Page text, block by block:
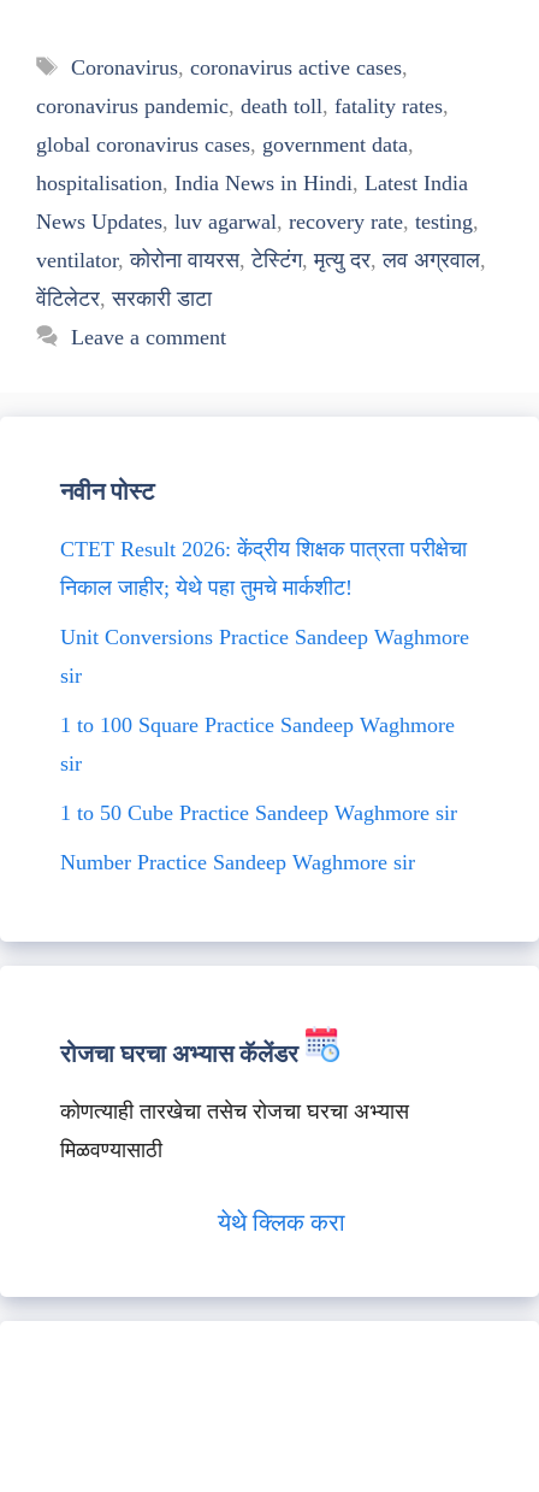
Tags
Coronavirus, coronavirus active cases,
coronavirus pandemic, death toll, fatality rates,
global coronavirus cases, government data,
hospitalisation, India News in Hindi, Latest India
News Updates, luv agarwal, recovery rate, testing,
ventilator,कोरोना वायरस,टेस्टिंग,मृत्यु दर,लव अग्रवाल,
वेंटिलेटर,सरकारी डाटा
Leave a comment
नवीन पोस्ट
CTET Result 2026: केंद्रीय शिक्षक पात्रता परीक्षेचा
निकाल जाहीर; येथे पहा तुमचे मार्कशीट!
Unit Conversions Practice Sandeep Waghmore
sir
1 to 100 Square Practice Sandeep Waghmore
sir
1 to 50 Cube Practice Sandeep Waghmore sir
Number Practice Sandeep Waghmore sir
रोजचा घरचा अभ्यास कॅलेंडर
कोणत्याही तारखेचा तसेच रोजचा घरचा अभ्यास
मिळवण्यासाठी
येथे क्लिक करा